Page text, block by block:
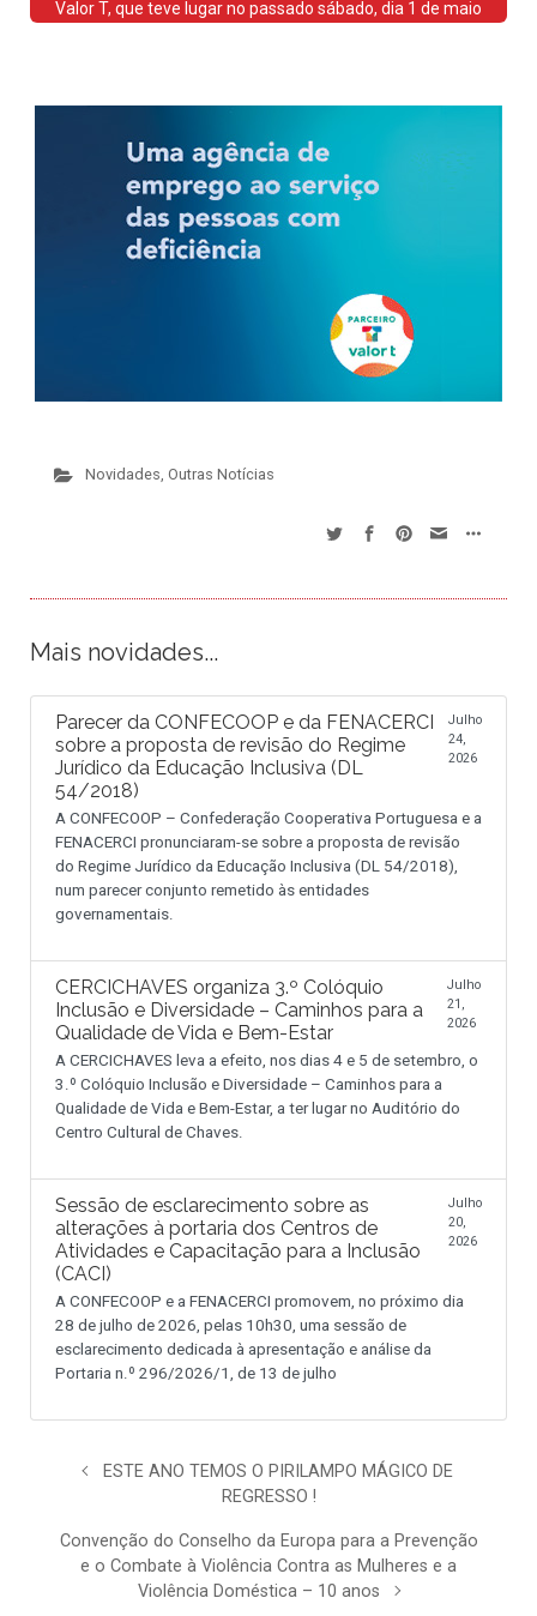
Valor T, que teve lugar no passado sábado, dia 1 de maio
Novidades Outras Notícias
Mais novidades...
Parecer da CONFECOOP e da FENACERCI
sobre a proposta de revisão do Regime
Jurídico da Educação Inclusiva (DL
54/2018)
Julho
24,
2026
A CONFECOOP – Confederação Cooperativa Portuguesa e a
FENACERCI pronunciaram-se sobre a proposta de revisão
do Regime Jurídico da Educação Inclusiva (DL 54/2018),
num parecer conjunto remetido às entidades
governamentais.
CERCICHAVES organiza 3.º Colóquio
Inclusão e Diversidade – Caminhos para a
Qualidade de Vida e Bem-Estar
Julho
21,
2026
A CERCICHAVES leva a efeito, nos dias 4 e 5 de setembro, o
3.º Colóquio Inclusão e Diversidade – Caminhos para a
Qualidade de Vida e Bem-Estar, a ter lugar no Auditório do
Centro Cultural de Chaves.
Sessão de esclarecimento sobre as
alterações à portaria dos Centros de
Atividades e Capacitação para a Inclusão
(CACI)
Julho
20,
2026
A CONFECOOP e a FENACERCI promovem, no próximo dia
28 de julho de 2026, pelas 10h30, uma sessão de
esclarecimento dedicada à apresentação e análise da
Portaria n.º 296/2026/1, de 13 de julho
ESTE ANO TEMOS O PIRILAMPO MÁGICO DE
REGRESSO !
Convenção do Conselho da Europa para a Prevenção
e o Combate à Violência Contra as Mulheres e a
Violência Doméstica – 10 anos